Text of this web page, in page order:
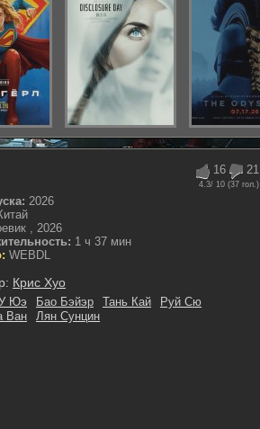
16 21
4.3/ 10 (37 гол.)
2026
, 2026
1 ч 37 мин
WEBDL
Крис Хуо
Юэ Бао Бэйэр Тань Кай
Руй Сю
Ван
Лян Сунцин